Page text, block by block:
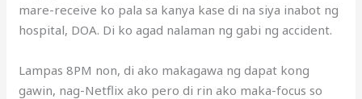
mare-receive ko pala sa kanya kase di na siya inabot ng
hospital, DOA. Di ko agad nalaman ng gabi ng accident.
Lampas 8PM non, di ako makagawa ng dapat kong
gawin, nag-Netflix ako pero di rin ako maka-focus so